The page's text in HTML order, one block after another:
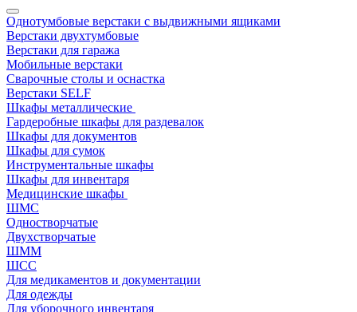
Однотумбовые верстаки с выдвижными ящиками
Верстаки двухтумбовые
Верстаки для гаража
Мобильные верстаки
Сварочные столы и оснастка
Верстаки SELF
Шкафы металлические
Гардеробные шкафы для раздевалок
Шкафы для документов
Шкафы для сумок
Инструментальные шкафы
Шкафы для инвентаря
Медицинские шкафы
ШМС
Одностворчатые
Двухстворчатые
ШММ
ШСС
Для медикаментов и документации
Для одежды
Для уборочного инвентаря